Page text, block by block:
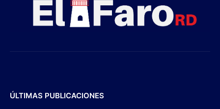
ÚLTIMAS PUBLICACIONES